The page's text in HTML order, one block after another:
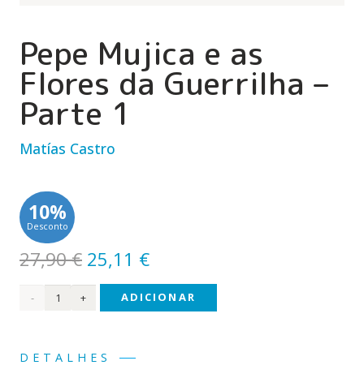
Pepe Mujica e as
Flores da Guerrilha –
Parte 1
Matías Castro
10%
Desconto
27,90€ O
preço
original
27,90 €.
25,11 €O
preço
atual
Quantidade
ADICIONAR
DETALHES